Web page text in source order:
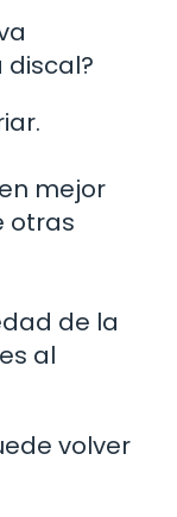
discal?
mejor
otras
de la
al
volver